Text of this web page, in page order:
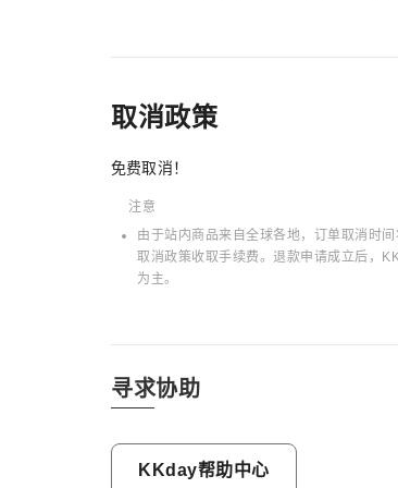
取消政策
免费取消！
注意
由于站内商品来自全球各地，订单取消时
取消政策收取手续费。退款申请成立后，
为主。
寻求协助
KKday帮助中心